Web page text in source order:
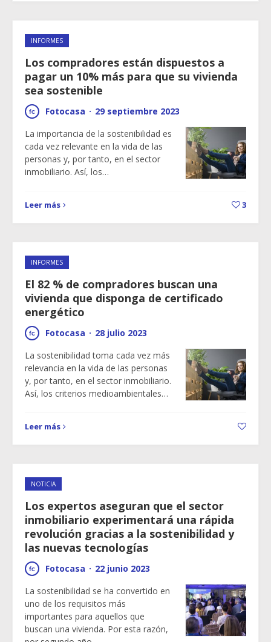
INFORMES
Los compradores están dispuestos a
pagar un 10% más para que su vivienda
sea sostenible
Fotocasa · 29 septiembre 2023
La importancia de la sostenibilidad es
cada vez relevante en la vida de las
personas y, por tanto, en el sector
inmobiliario. Así, los…
Leer más 3
INFORMES
El 82 % de compradores buscan una
vivienda que disponga de certificado
energético
Fotocasa · 28 julio 2023
La sostenibilidad toma cada vez más
relevancia en la vida de las personas
y, por tanto, en el sector inmobiliario.
Así, los criterios medioambientales…
Leer más
NOTICIA
Los expertos aseguran que el sector
inmobiliario experimentará una rápida
revolución gracias a la sostenibilidad y
las nuevas tecnologías
Fotocasa · 22 junio 2023
La sostenibilidad se ha convertido en
uno de los requisitos más
importantes para aquellos que
buscan una vivienda. Por esta razón,